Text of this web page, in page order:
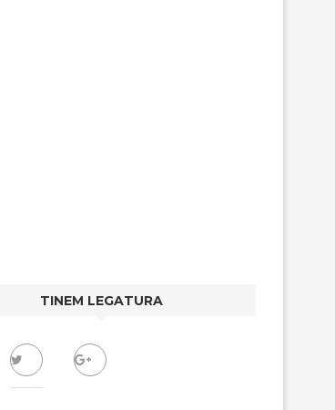
TINEM LEGATURA